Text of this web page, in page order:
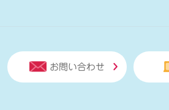
お問い合わせ